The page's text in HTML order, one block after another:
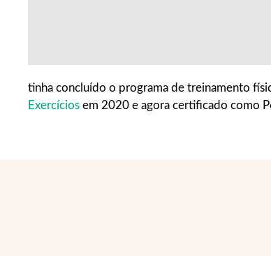
tinha concluído o programa de treinamento
Exercícios em 2020 e agora certificado como